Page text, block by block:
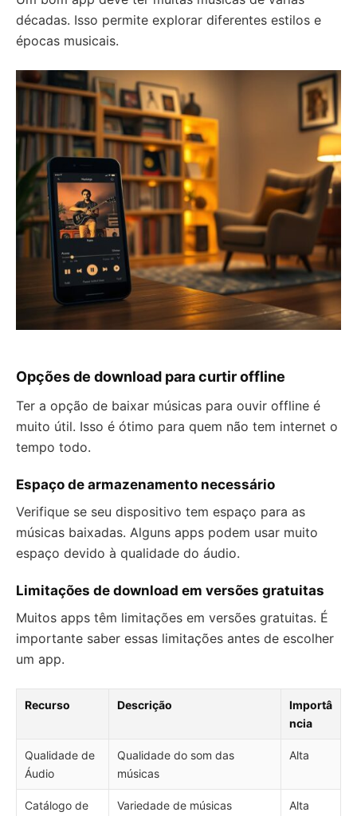
décadas. Isso permite explorar diferentes estilos e
épocas musicais.
Opções de download para curtir offline
Ter a opção de baixar músicas para ouvir offline é
muito útil. Isso é ótimo para quem não tem internet o
tempo todo.
Espaço de armazenamento necessário
Verifique se seu dispositivo tem espaço para as
músicas baixadas. Alguns apps podem usar muito
espaço devido à qualidade do áudio.
Limitações de download em versões gratuitas
Muitos apps têm limitações em versões gratuitas. É
importante saber essas limitações antes de escolher
um app.
Recurso Descrição
Importâ
ncia
Qualidade de
Áudio
Qualidade do som das
músicas
Alta
Catálogo de
Variedade de músicas
Alta